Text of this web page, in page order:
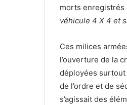
morts enregistrés
véhicule 4 X 4 et
Ces milices
l’ouverture de la
déployées surtout
de l’ordre et de
s’agissait des